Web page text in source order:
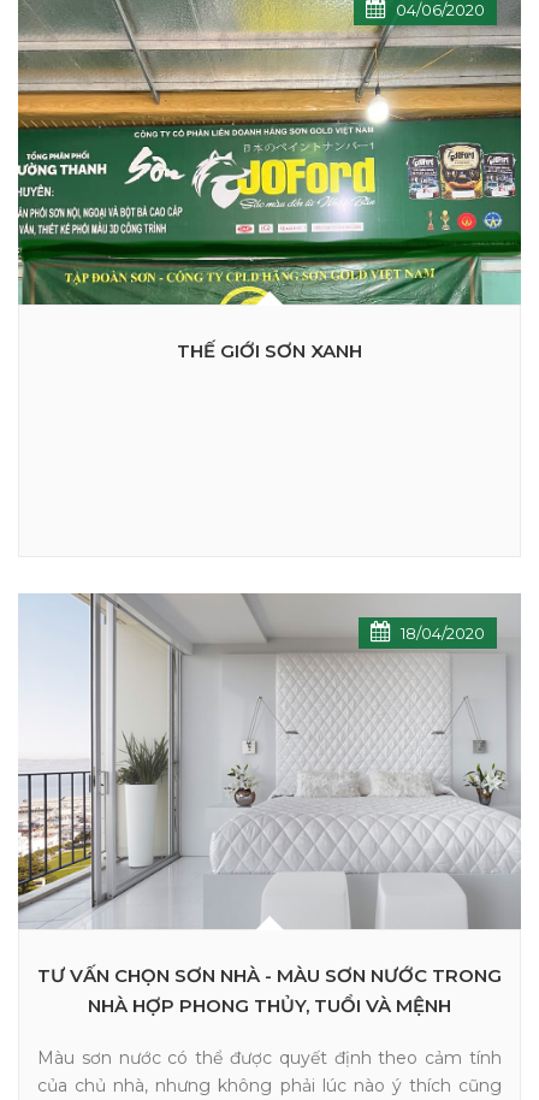
04/06/2020
THẾ GIỚI SƠN XANH
18/04/2020
TƯ VẤN CHỌN SƠN NHÀ - MÀU SƠN NƯỚC TRONG
NHÀ HỢP PHONG THỦY, TUỔI VÀ MỆNH
Màu sơn nước có thể được quyết định theo cảm tính
của chủ nhà, nhưng không phải lúc nào ý thích cũng